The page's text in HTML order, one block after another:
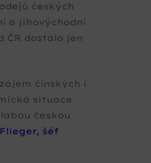
českých
a jihovýchodní
ČR dostalo jen
čínských i
situace
českou
šéf